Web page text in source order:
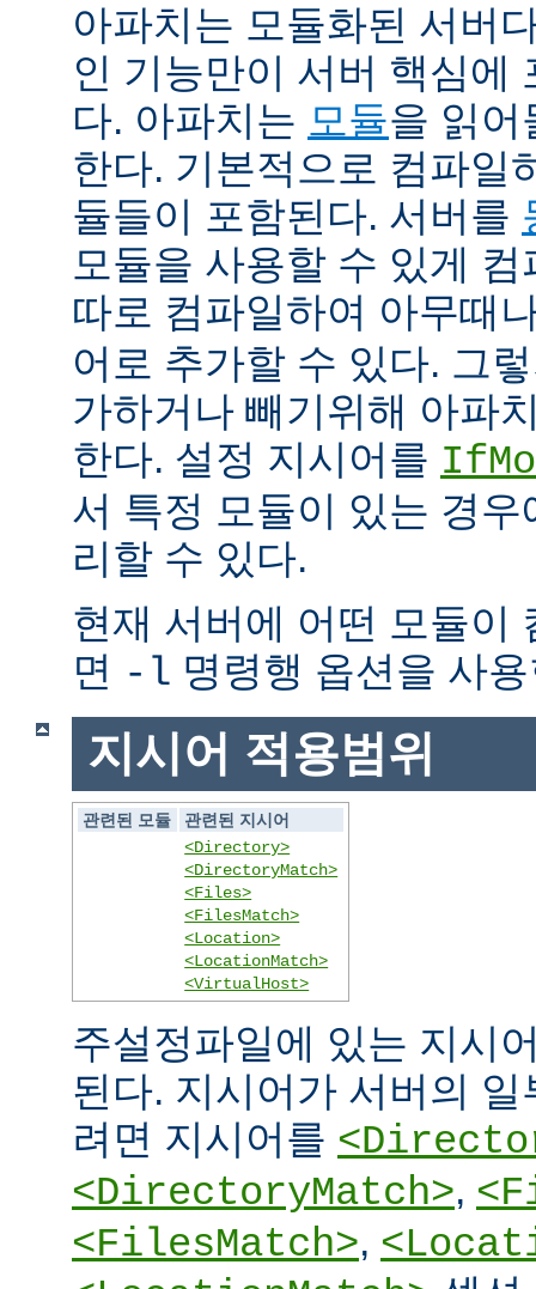
아파치는 모듈화된 서버
인 기능만이 서버 핵심에
다. 아파치는 모듈을 읽어
한다. 기본적으로 컴파일
듈들이 포함된다. 서버를
모듈을 사용할 수 있게
따로 컴파일하여 아무때
어로 추가할 수 있다. 그
가하거나 빼기위해 아파
한다. 설정 지시어를
서 특정 모듈이 있는 경
리할 수 있다.
현재 서버에 어떤 모듈이
면 -l 명령행 옵션을 사
지시어 적용범위
관련된 모듈
관련된 지시어
<Directory>
<DirectoryMatch>
<Files>
<FilesMatch>
<Location>
<LocationMatch>
<VirtualHost>
주설정파일에 있는 지시
된다. 지시어가 서버의
려면 지시어를
<DirectoryMatch>,
<FilesMatch>,